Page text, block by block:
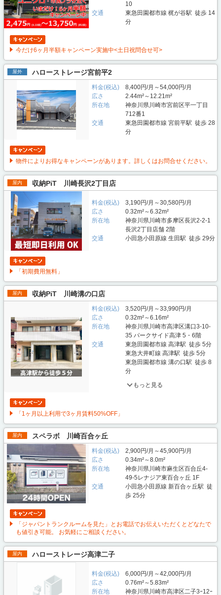
10
交通
東急田園都市線 梶が谷駅 徒歩 14
分
今だけ6ヶ月半額キャンペーン実施中<土日祝問合せ可>
屋外 ハローストレージ宮前平2
料金(税込)
8,400円/月～54,000円/月
広さ
2.44m²～12.21m²
所在地
神奈川県川崎市宮前区平一丁目
712番1
交通
東急田園都市線 宮前平駅 徒歩 28
分
物件によりお得なキャンペーンがあります。詳しくはお問合せください。
屋内 収納PiT 川崎長沢2丁目店
料金(税込)
3,190円/月～30,580円/月
広さ
0.32m²～6.32m²
所在地
神奈川県川崎市多摩区長沢2-2-1
長沢2丁目店舗 2階
交通
小田急小田原線 生田駅 徒歩 29分
「初期費用無料」
屋内 収納PiT 川崎溝の口店
料金(税込)
3,520円/月～33,990円/月
広さ
0.32m²～6.16m²
所在地
神奈川県川崎市高津区溝口3-10-
35 パークサイド高津 5・6階
交通
東急田園都市線 高津駅 徒歩 5分
東急大井町線 高津駅 徒歩 5分
東急田園都市線 溝の口駅 徒歩 8
分
もっと見る
「1ヶ月以上利用で3ヶ月賃料50%OFF」
屋内 スペラボ 川崎百合ヶ丘
料金(税込)
2,900円/月～45,900円/月
広さ
0.34m²～8.0m²
所在地
神奈川県川崎市麻生区百合丘4-
49-5レナジア東百合ヶ丘 1F
交通
小田急小田原線 新百合ヶ丘駅 徒
歩 25分
「ジャパントランクルームを見た」とお電話でお伝えいただくとどなたで
も値引き可能。 お気軽にご相談ください。
屋内 ハローストレージ高津二子
料金(税込)
6,000円/月～42,000円/月
広さ
0.76m²～5.83m²
所在地
神奈川県川崎市高津区二子3ｰ12ｰ